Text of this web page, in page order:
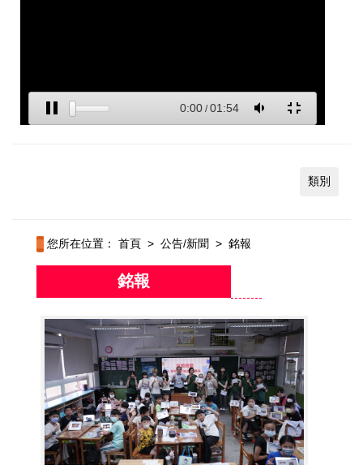
類別
您所在位置： 首頁 > 公告/新聞 > 銘報
銘報